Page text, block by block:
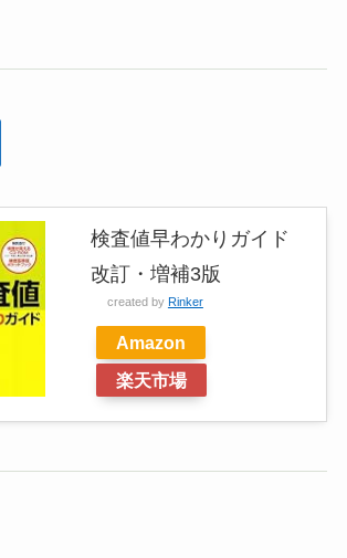
検査値早わかりガイド
改訂・増補3版
created by Rinker
Amazon
楽天市場